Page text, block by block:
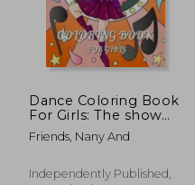
40%
dcto. $ 23.39
Dance Coloring Book
For Girls: The show
on the stage dancing
and ballet with music
Friends, Nany And
Independently Published,